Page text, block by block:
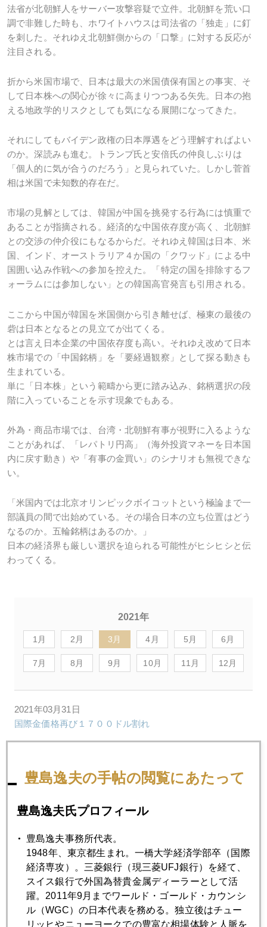
法省が北朝鮮人をサーバー攻撃容疑で立件。北朝鮮を荒い口
調で非難した時も、ホワイトハウスは司法省の「独走」に釘
を刺した。それゆえ北朝鮮側からの「口撃」に対する反応が
注目される。
折から米国市場で、日本は最大の米国債保有国との事実、そ
して日本株への関心が徐々に高まりつつある矢先。日本の抱
える地政学的リスクとしても気になる展開になってきた。
それにしてもバイデン政権の日本厚遇をどう理解すればよい
のか。深読みも進む。トランプ氏と安倍氏の仲良しぶりは
「個人的に気が合うのだろう」と見られていた。しかし菅首
相は米国で未知数的存在だ。
市場の見解としては、韓国が中国を挑発する行為には慎重で
あることが指摘される。経済的な中国依存度が高く、北朝鮮
との交渉の仲介役にもなるからだ。それゆえ韓国は日本、米
国、インド、オーストラリア４か国の「クワッド」による中
国囲い込み作戦への参加を控えた。「特定の国を排除するフ
ォーラムには参加しない」との韓国高官発言も引用される。
ここから中国が韓国を米国側から引き離せば、極東の最後の
砦は日本となるとの見立てが出てくる。
とは言え日本企業の中国依存度も高い。それゆえ改めて日本
株市場での「中国銘柄」を「要経過観察」として探る動きも
生まれている。
単に「日本株」という範疇から更に踏み込み、銘柄選択の段
階に入っていることを示す現象でもある。
外為・商品市場では、台湾・北朝鮮有事が視野に入るような
ことがあれば、「レパトリ円高」（海外投資マネーを日本国
内に戻す動き）や「有事の金買い」のシナリオも無視できな
い。
「米国内では北京オリンピックボイコットという極論まで一
部議員の間で出始めている。その場合日本の立ち位置はどう
なるのか。五輪銘柄はあるのか。」
日本の経済界も厳しい選択を迫られる可能性がヒシヒシと伝
わってくる。
2021年
1月 2月 3月 4月 5月 6月
7月 8月 9月 10月 11月 12月
2021年03月31日
国際金価格再び１７００ドル割れ
韓国系米国人カリスマ「神対応」の衝撃、日欧２社が逃げ
2021年03月29日
今週の注目、３００兆円米国復活案発表、財源は？
2021年03月26日
米成人接種開始の高揚感、テーパリングも早まるか
豊島逸夫の手帖の閲覧にあたって
豊島逸夫氏プロフィール
豊島逸夫事務所代表。
1948年、東京都生まれ。一橋大学経済学部卒（国際
経済専攻）。三菱銀行（現三菱UFJ銀行）を経て、
スイス銀行で外国為替貴金属ディーラーとして活
躍。2011年9月までワールド・ゴールド・カウンシ
ル（WGC）の日本代表を務める。独立後はチュー
リッヒやニューヨークでの豊富な相場体験と人脈を